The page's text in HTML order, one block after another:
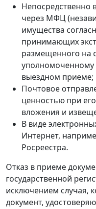
Непосредственно
через МФЦ
имущества
принимающих
размещенного на
уполномоченному
выездном приеме;
Почтовое
ценностью при
вложения и
В виде
Интернет,
Росреестра.
Отказ в приеме
государственной
исключением случая,
документ,